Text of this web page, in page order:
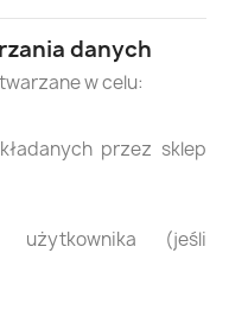
danych
w celu:
przez sklep
użytkownika (jeśli